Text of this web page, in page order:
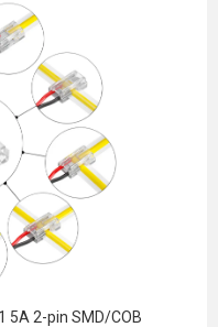
5A 2-pin SMD/COB